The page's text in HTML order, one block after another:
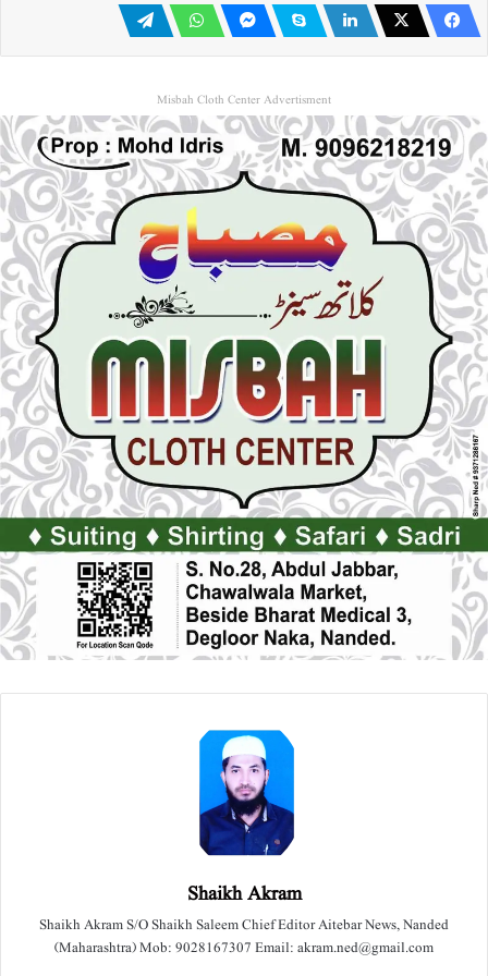
Misbah Cloth Center Advertisment
Shaikh Akram
Shaikh Akram S/O Shaikh Saleem Chief Editor Aitebar News, Nanded
(Maharashtra) Mob: 9028167307 Email: akram.ned@gmail.com